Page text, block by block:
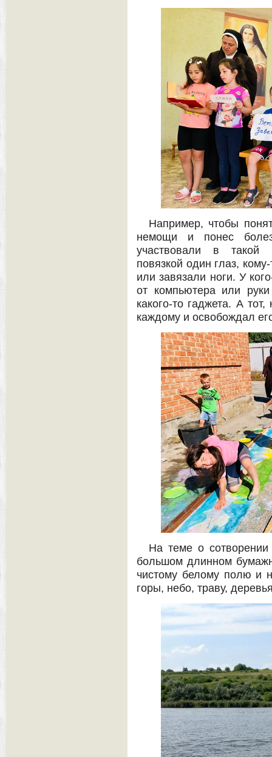
Например, чтобы
немощи и понес
участвовали в такой
повязкой один глаз,
или завязали ноги. У
от компьютера или
какого-то гаджета. А
каждому и освобождал
На теме о
большом длинном
чистому белому полю и
горы, небо, траву,